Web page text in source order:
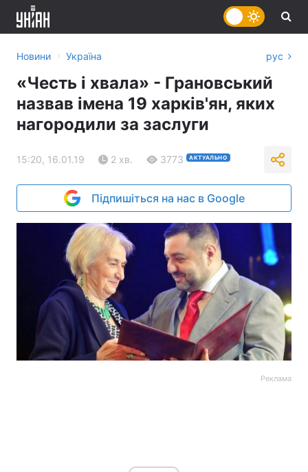
Новини › Україна рус
«Честь і хвала» - Грановський
назвав імена 19 харків'ян, яких
нагородили за заслуги
15:20, 16.01.19 2 хв. 3773 АКТУАЛЬНО
Підпишіться на нас в Google
Реклама